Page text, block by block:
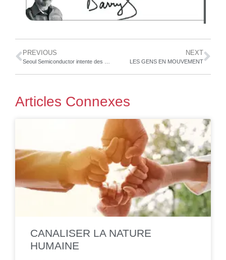
PREVIOUS NEXT
LES GENS EN MOUVEMENT
Articles Connexes
CANALISER LA NATURE
HUMAINE